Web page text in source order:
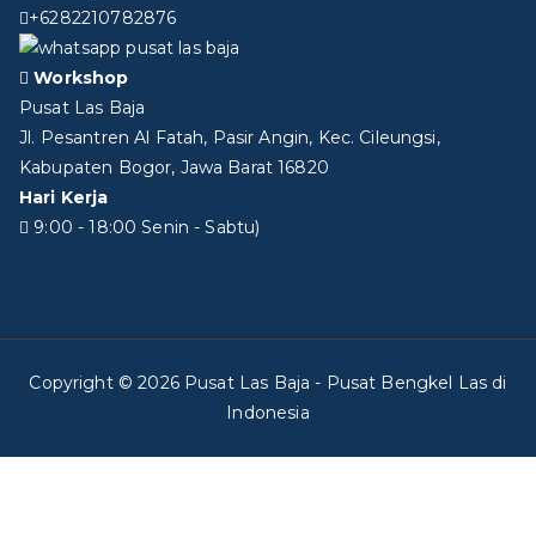
+6282210782876
Workshop
Pusat Las Baja
Jl. Pesantren Al Fatah, Pasir Angin, Kec. Cileungsi,
Kabupaten Bogor, Jawa Barat 16820
Hari Kerja
9:00 - 18:00 Senin - Sabtu)
Copyright © 2026 Pusat Las Baja - Pusat Bengkel Las di
Indonesia